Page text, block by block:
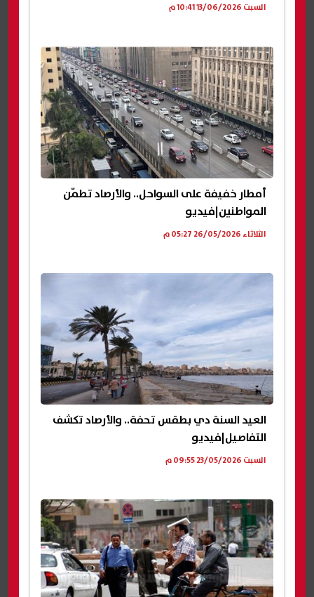
السبت 13/06/2026 10:41 م
أمطار خفيفة على السواحل.. والأرصاد تطمّن
المواطنين|فيديو
الثلاثاء 26/05/2026 05:27 م
العيد السنة دي بطقس تحفة.. والأرصاد تكشف
التفاصيل|فيديو
السبت 23/05/2026 09:55 م